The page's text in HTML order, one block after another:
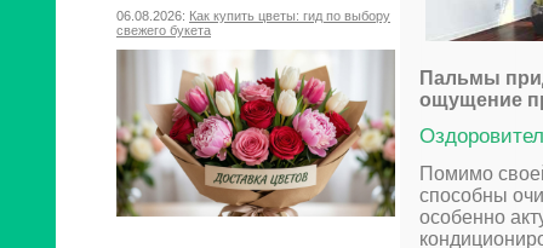
06.08.2026: Как купить цветы: гид по выбору
свежего букета
Пальмы
ощущение
Помимо
способны
особенно